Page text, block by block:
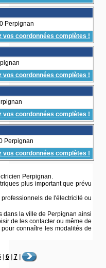
Perpignan
vos coordonnées complètes !
vos coordonnées complètes !
vos coordonnées complètes !
Perpignan
vos coordonnées complètes !
Perpignan.
plus important que prévu
de l'électricité ou
dans la ville de Perpignan ainsi
de les contacter ou même de
connaître les modalités de
| 6| 7|